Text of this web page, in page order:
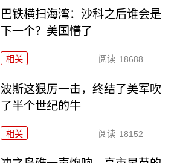
巴铁横扫海湾：沙科之后谁会是
下一个？美国懵了
相关 阅读 18688
波斯这狠厉一击，终结了美军吹
了半个世纪的牛
相关 阅读 18152